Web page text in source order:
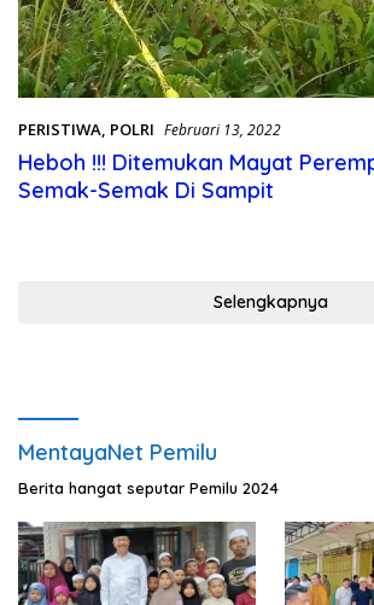
PERISTIWA, POLRI Februari 13, 2022
Heboh !!! Ditemukan Mayat
Semak-Semak Di Sampit
Selengkapnya
MentayaNet Pemilu
Berita hangat seputar Pemilu 2024